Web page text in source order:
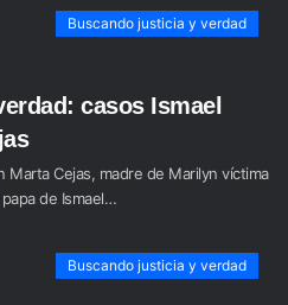
Buscando justicia y verdad
casos Ismael
Cejas, madre de Marilyn víctima
de Ismael…
Buscando justicia y verdad